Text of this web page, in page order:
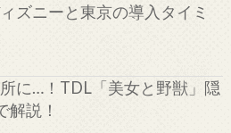
ズニーと東京の導入タイミ
に…！TDL「美女と野獣」隠
解説！